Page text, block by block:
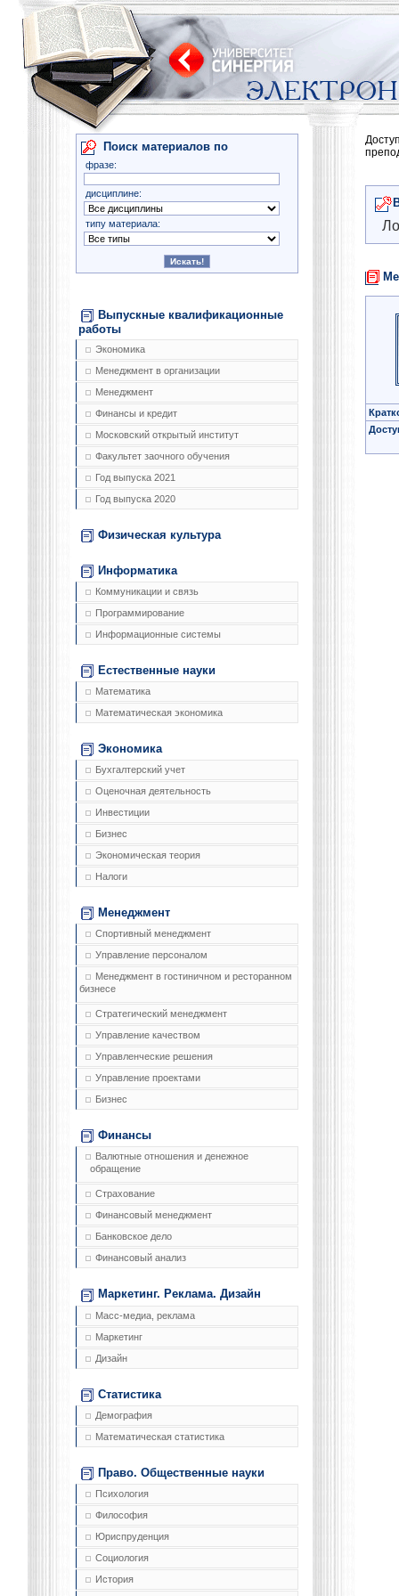
Поиск материалов по
фразе:
дисциплине:
типу материала:
Выпускные квалификационные
работы
Экономика
Менеджмент в организации
Менеджмент
Финансы и кредит
Московский открытый институт
Факультет заочного обучения
Год выпуска 2021
Год выпуска 2020
Физическая культура
Информатика
Коммуникации и связь
Программирование
Информационные системы
Естественные науки
Математика
Математическая экономика
Экономика
Бухгалтерский учет
Оценочная деятельность
Инвестиции
Бизнес
Экономическая теория
Налоги
Менеджмент
Спортивный менеджмент
Управление персоналом
Менеджмент в гостиничном и ресторанном
бизнесе
Стратегический менеджмент
Управление качеством
Управленческие решения
Управление проектами
Бизнес
Финансы
Валютные отношения и денежное
обращение
Страхование
Финансовый менеджмент
Банковское дело
Финансовый анализ
Маркетинг. Реклама. Дизайн
Масс-медиа, реклама
Маркетинг
Дизайн
Статистика
Демография
Математическая статистика
Право. Общественные науки
Психология
Философия
Юриспруденция
Социология
История